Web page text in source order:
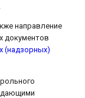
.
направление
документов
(надзорных)